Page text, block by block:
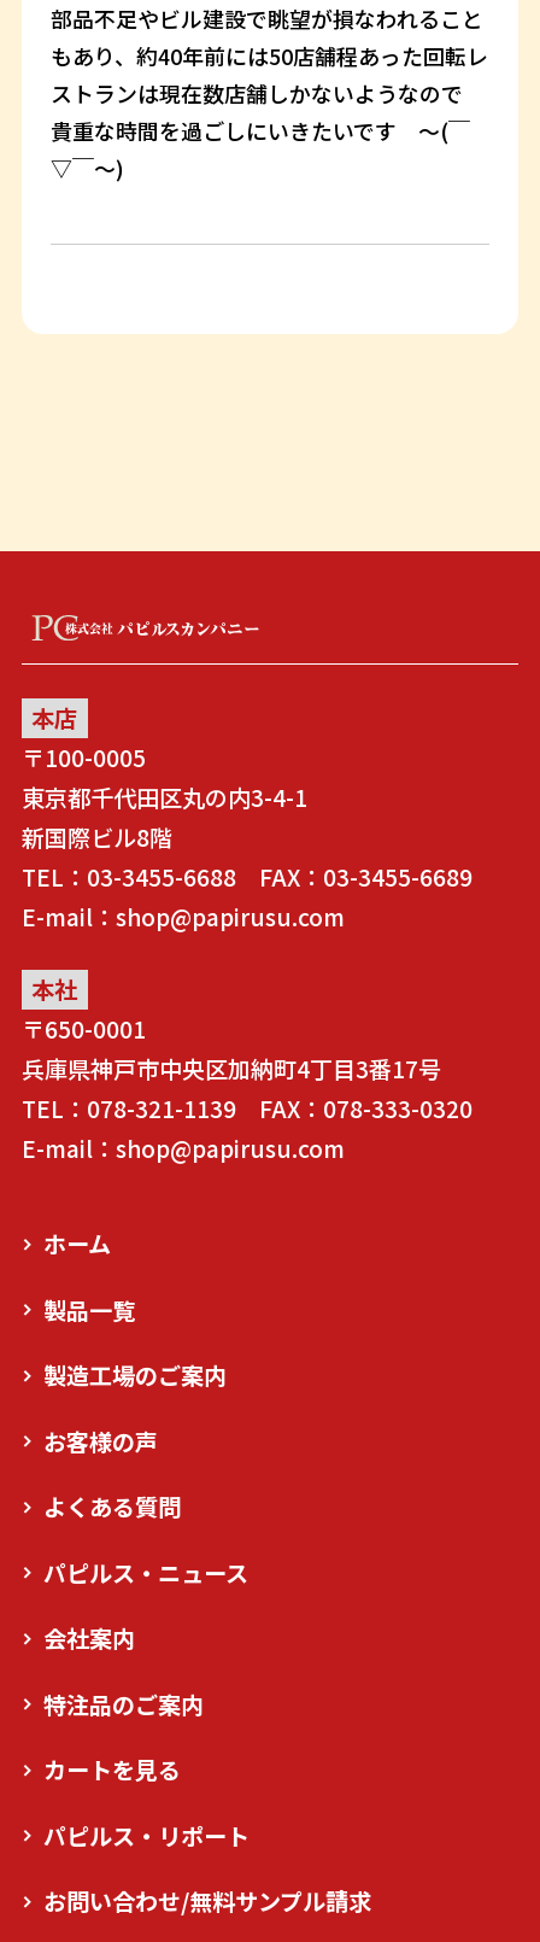
部品不足やビル建設で眺望が損なわれること
もあり、約40年前には50店舗程あった回転レ
ストランは現在数店舗しかないようなので
貴重な時間を過ごしにいきたいです 〜(￣
▽￣〜)
本店
〒100-0005
東京都千代田区丸の内3-4-1
新国際ビル8階
TEL：03-3455-6688 FAX：03-3455-6689
E-mail：shop@papirusu.com
本社
〒650-0001
兵庫県神戸市中央区加納町4丁目3番17号
TEL：078-321-1139 FAX：078-333-0320
E-mail：shop@papirusu.com
ホーム
製品一覧
製造工場のご案内
お客様の声
よくある質問
パピルス・ニュース
会社案内
特注品のご案内
カートを見る
パピルス・リポート
お問い合わせ/無料サンプル請求